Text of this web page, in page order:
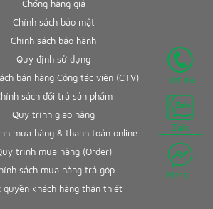
Hotline
Zalo
Mess...
Chống hàng giả
Chính sách bảo mật
Chính sách bảo hành
Quy định sử dụng
bán hàng Cộng tác viên (CTV)
sách đổi trả sản phẩm
Quy trình giao hàng
mua hàng & thanh toán online
trình mua hàng (Order)
sách mua hàng trả góp
quyền khách hàng thân thiết